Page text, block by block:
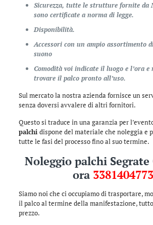
Sicurezza, tutte le strutture fornite da
sono certificate a norma di legge.
Disponibilità.
Accessori con un ampio assortimento
suono
Comodità voi indicate il luogo e l’ora e
trovare il palco pronto all’uso.
Sul mercato la nostra azienda fornisce un
senza doversi avvalere di altri fornitori.
Questo si traduce in una garanzia per
palchi dispone del materiale che noleggia e
tutte le fasi del processo fino al suo termine.
Noleggio palchi
ora 3381404773
Siamo noi che ci occupiamo di trasportare,
il palco al termine della manifestazione,
prezzo.